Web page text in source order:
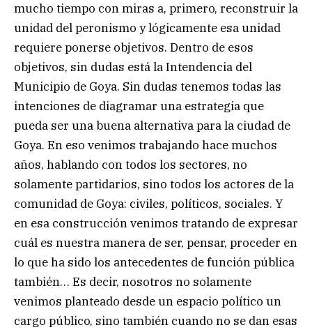
mucho tiempo con miras a, primero, reconstruir la
unidad del peronismo y lógicamente esa unidad
requiere ponerse objetivos. Dentro de esos
objetivos, sin dudas está la Intendencia del
Municipio de Goya. Sin dudas tenemos todas las
intenciones de diagramar una estrategia que
pueda ser una buena alternativa para la ciudad de
Goya. En eso venimos trabajando hace muchos
años, hablando con todos los sectores, no
solamente partidarios, sino todos los actores de la
comunidad de Goya: civiles, políticos, sociales. Y
en esa construcción venimos tratando de expresar
cuál es nuestra manera de ser, pensar, proceder en
lo que ha sido los antecedentes de función pública
también… Es decir, nosotros no solamente
venimos planteado desde un espacio político un
cargo público, sino también cuando no se dan esas